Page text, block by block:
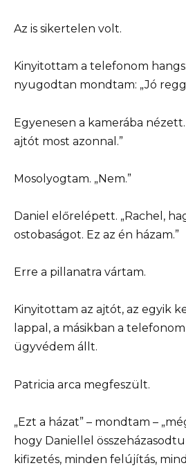
Az is sikertelen volt.
Kinyitottam a telefonom
nyugodtan mondtam: „Jó
Egyenesen a kamerába nézett.
ajtót most azonnal.”
Mosolyogtam. „Nem.”
Daniel előrelépett. „Rachel,
ostobaságot. Ez az én házam.”
Erre a pillanatra vártam.
Kinyitottam az ajtót, az egyik
lappal, a másikban a
ügyvédem állt.
Patricia arca megfeszült.
„Ezt a házat” – mondtam –
hogy Daniellel
kifizetés, minden felújítás,